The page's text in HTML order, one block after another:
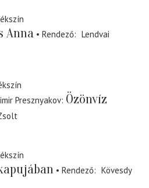
Anna Rendező
Lendvai
Presznyakov Özönvíz
Rendező
Kövesdy